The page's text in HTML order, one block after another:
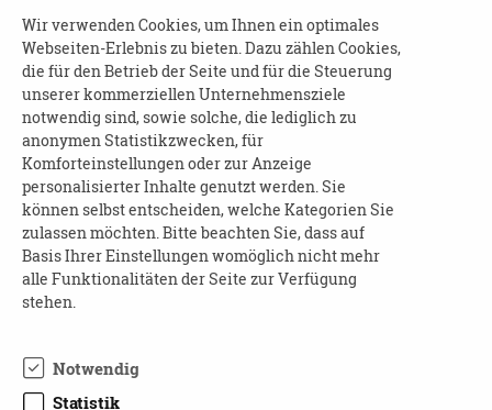
Wenn Sie für all diese Fragen nach
praxisnahen Antworten suchen, sind Sie
herzlich eingeladen zu unserer Veranstaltung
inkl. Vortrag, Mitmachaktion und natürlich
Verkostung!
REFERENT:
Herr Wulf Karl Gesundheitsberater, Stadt
Chemnitz im Gesundheitsamt
ANMELDUNG:
Carola Schröder
Wir verwenden Cookies, um Ihnen ein optimales
Webseiten-Erlebnis zu bieten. Dazu zählen Cookies,
die für den Betrieb der Seite und für die Steuerung
unserer kommerziellen Unternehmensziele
notwendig sind, sowie solche, die lediglich zu
anonymen Statistikzwecken, für
Komforteinstellungen oder zur Anzeige
personalisierter Inhalte genutzt werden. Sie
können selbst entscheiden, welche Kategorien Sie
zulassen möchten. Bitte beachten Sie, dass auf
Basis Ihrer Einstellungen womöglich nicht mehr
alle Funktionalitäten der Seite zur Verfügung
stehen.
Notwendig
Statistik